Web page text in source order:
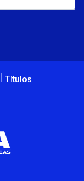
Títulos